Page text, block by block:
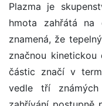
Plazma je
hmota zahřátá na
znamená, že
značnou
částic značí v
vedle tří